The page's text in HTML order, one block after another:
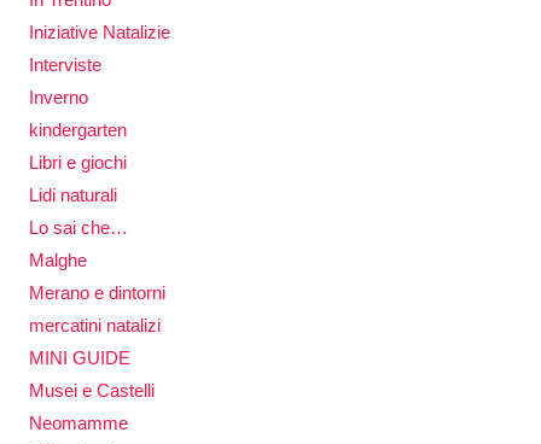
Iniziative Natalizie
Interviste
Inverno
kindergarten
Libri e giochi
Lidi naturali
Lo sai che…
Malghe
Merano e dintorni
mercatini natalizi
MINI GUIDE
Musei e Castelli
Neomamme